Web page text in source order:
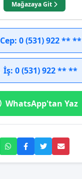
Mağazaya Git
Cep: 0 (531) 922 ** **
İş: 0 (531) 922 ** **
WhatsApp'tan Yaz